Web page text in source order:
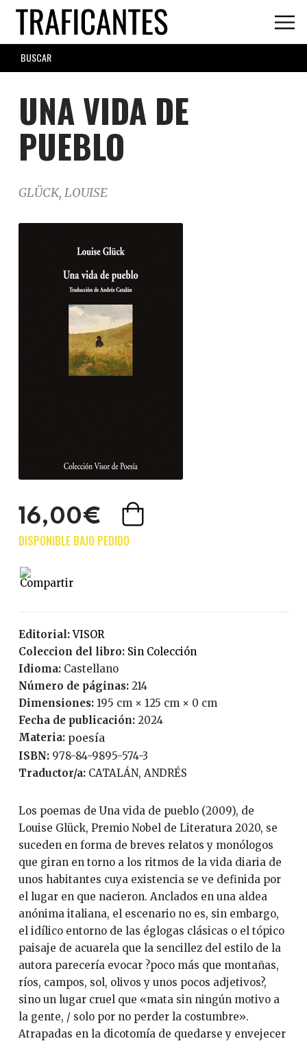
Skip
main
content
SEARCH
FORM
UNA VIDA DE
PUEBLO
GLÜCK, LOUISE
16,00€
Editorial: VISOR
Coleccion del libro:
Sin Colección
Idioma:
Castellano
Número de páginas:
214
Dimensiones: 195 cm × 125 cm × 0 cm
Fecha de publicación:
2024
Materia: poesía
ISBN:
978-84-9895-574-3
Traductor/a:
CATALÁN, ANDRÉS
Los poemas de Una vida de pueblo (2009), de
Louise Glück, Premio Nobel de Literatura 2020, se
suceden en forma de breves relatos y monólogos
que giran en torno a los ritmos de la vida diaria de
unos habitantes cuya existencia se ve definida por
el lugar en que nacieron. Anclados en una aldea
anónima italiana, el escenario no es, sin embargo,
el idílico entorno de las églogas clásicas o el tópico
paisaje de acuarela que la sencillez del estilo de la
autora parecería evocar ?poco más que montañas,
ríos, campos, sol, olivos y unos pocos adjetivos?,
sino un lugar cruel que «mata sin ningún motivo a
la gente, / solo por no perder la costumbre».
Atrapadas en la dicotomía de quedarse y envejecer